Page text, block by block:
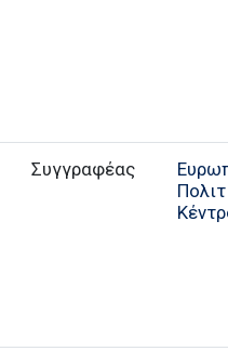
Συγγραφέας